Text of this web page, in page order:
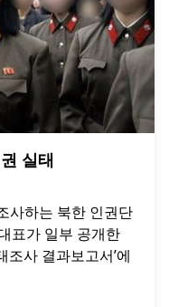
실태
사하는 북한 인권단
표가 일부 공개한
조사 결과보고서’에